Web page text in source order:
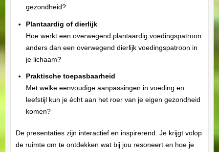
gezondheid?
Plantaardig of dierlijk
Hoe werkt een overwegend plantaardig voedingspatroon
anders dan een overwegend dierlijk voedingspatroon in
je lichaam?
Praktische toepasbaarheid
Met welke eenvoudige aanpassingen in voeding en
leefstijl kun je écht aan het roer van je eigen gezondheid
komen?
De presentaties zijn interactief en inspirerend. Je krijgt volop
de ruimte om te ontdekken wat bij jou resoneert en hoe je